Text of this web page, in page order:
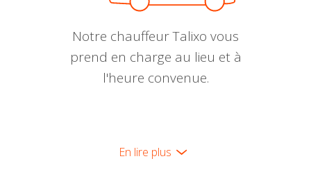
Notre chauffeur Talixo vous
prend en charge au lieu et à
l'heure convenue.
En lire plus